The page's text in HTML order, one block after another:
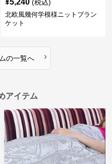
¥5,240 (税込)
北欧風幾何学模様ニットブラン
ケット
の一覧へ ›
アイテム